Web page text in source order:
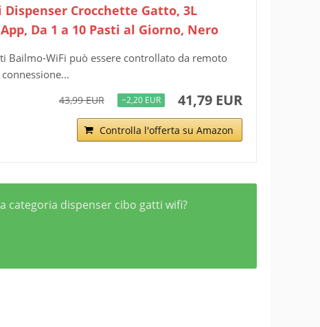
Crocchette Gatto, 3L
Da 1 a 10 Pasti al Giorno, Nero
Bailmo-WiFi può essere controllato da remoto
43,99 EUR −2,20 EUR 41,79 EUR
Controlla l'offerta su Amazon
dispenser cibo gatti wifi?